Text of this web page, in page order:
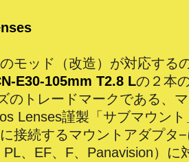
モッド（改造）が対応する
E30-105mm T2.8 Lの２本
のトレードマークである、
Lenses謹製「サブマウン
接続するマウントアダプタ
、EF、F、Panavision）に